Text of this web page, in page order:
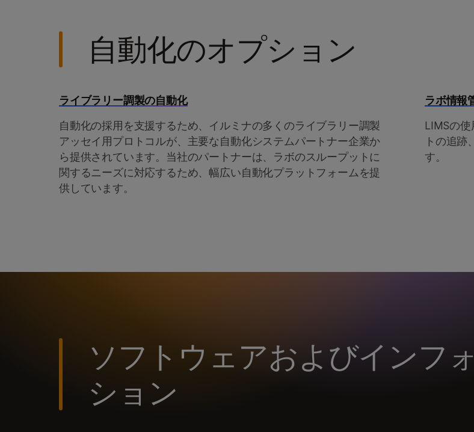
自動化のオプション
ライブラリー調製の自動化
自動化の採用を支援するため、イルミナの多くのライブラリー調製
アッセイ用プロトコルが、主要な自動化システムパートナー企業か
ら提供されています。当社のパートナーは、ラボのスループットに
関するニーズに対応するため、幅広い自動化プラットフォームを提
供しています。
ラボ情報
LIMSの
トの追跡
す。
ソフトウェアおよびインフ
ション